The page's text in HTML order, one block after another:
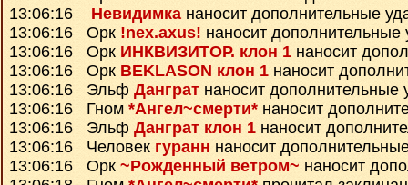
13:06:16 Невидимкананосит дополнительные
13:06:16 Орк !nex.axus! наносит дополнительные
13:06:16 Орк ИНКВИЗИТОР. клон 1 наносит
13:06:16 Орк BEKLASON клон 1 наносит
13:06:16 Эльф Данграт наносит дополнительные
13:06:16 Гном *Ангел~смерти* наносит
13:06:16 Эльф Данграт клон 1 наносит
13:06:16 Человек гуранн наносит
13:06:16 Орк ~Рожденный ветром~ наносит